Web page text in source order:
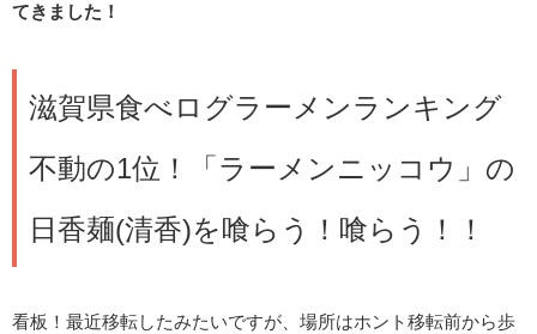
てきました！
滋賀県食べログラーメンランキング
不動の1位！「ラーメンニッコウ」の
日香麺(清香)を喰らう！喰らう！！
看板！最近移転したみたいですが、場所はホント移転前から歩